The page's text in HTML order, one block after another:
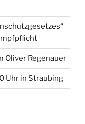
Oliver Regenauer
Uhr in Straubing